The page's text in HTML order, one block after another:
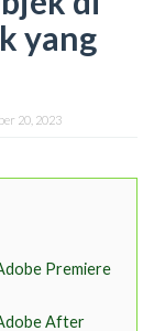
yang
20, 2023
Premiere
After